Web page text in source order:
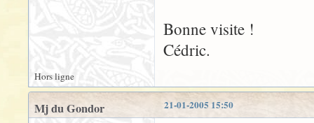
Bonne visite !
Cédric.
Hors ligne
21-01-2005 15:50
Mj du Gondor